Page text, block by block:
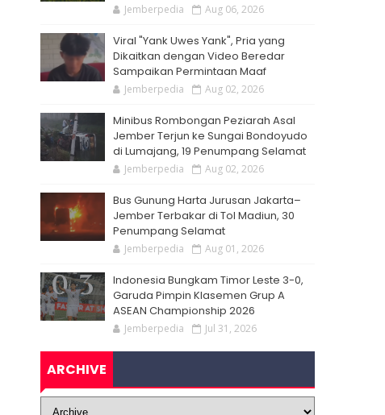
Jemberpedia Aug 06, 2026
Viral "Yank Uwes Yank", Pria yang
Dikaitkan dengan Video Beredar
Sampaikan Permintaan Maaf
Jemberpedia Aug 02, 2026
Minibus Rombongan Peziarah Asal
Jember Terjun ke Sungai Bondoyudo
di Lumajang, 19 Penumpang Selamat
Jemberpedia Aug 02, 2026
Bus Gunung Harta Jurusan Jakarta–
Jember Terbakar di Tol Madiun, 30
Penumpang Selamat
Jemberpedia Aug 01, 2026
Indonesia Bungkam Timor Leste 3-0,
Garuda Pimpin Klasemen Grup A
ASEAN Championship 2026
Jemberpedia Jul 31, 2026
ARCHIVE